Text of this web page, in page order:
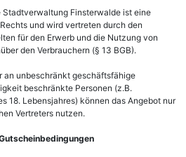
Finsterwalde ist eine
und wird vertreten durch den
für den Erwerb und die Nutzung von
den Verbrauchern (§ 13 BGB).
an unbeschränkt geschäftsfähige
beschränkte Personen (z.B.
18. Lebensjahres) können das Angebot nur
Vertreters nutzen.